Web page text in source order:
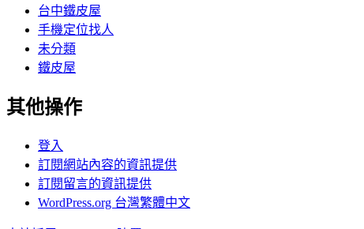
台中鐵皮屋
手機定位找人
未分類
鐵皮屋
其他操作
登入
訂閱網站內容的資訊提供
訂閱留言的資訊提供
WordPress.org 台灣繁體中文